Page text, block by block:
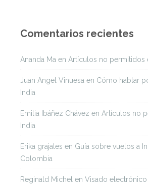
Comentarios recientes
Ananda Ma en Artículos no permitidos
Juan Angel Vinuesa en Cómo hablar
India
Emilia Ibáñez Chávez en Artículos no
India
Erika grajales en Guía sobre vuelos a
Colombia
Reginald Michel en Visado electrónico